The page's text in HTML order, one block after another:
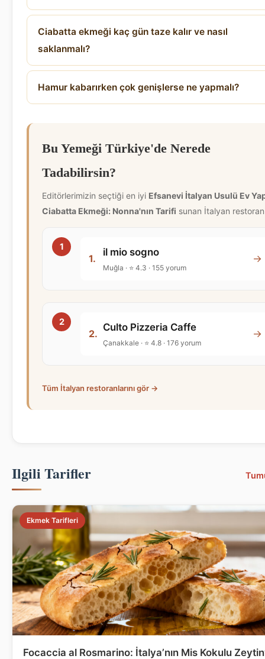
Ciabatta ekmeği kaç gün taze kalır ve nasıl
saklanmalı?
Hamur kabarırken çok genişlerse ne yapmalı?
Bu Yemeği Türkiye'de Nerede
Tadabilirsin?
Editörlerimizin seçtiği en iyi Efsanevi İtalyan Usulü Ev
Ciabatta Ekmeği: Nonna'nın Tarifi sunan İtalyan
1.
il mio sogno
Muğla · ⭐ 4.3 · 155 yorum
→
2.
Culto Pizzeria Caffe
Çanakkale · ⭐ 4.8 · 176 yorum
→
Tüm İtalyan restoranlarını gör →
Ilgili Tarifler
Ekmek Tarifleri
Focaccia al Rosmarino: İtalya’nın Mis Kokulu